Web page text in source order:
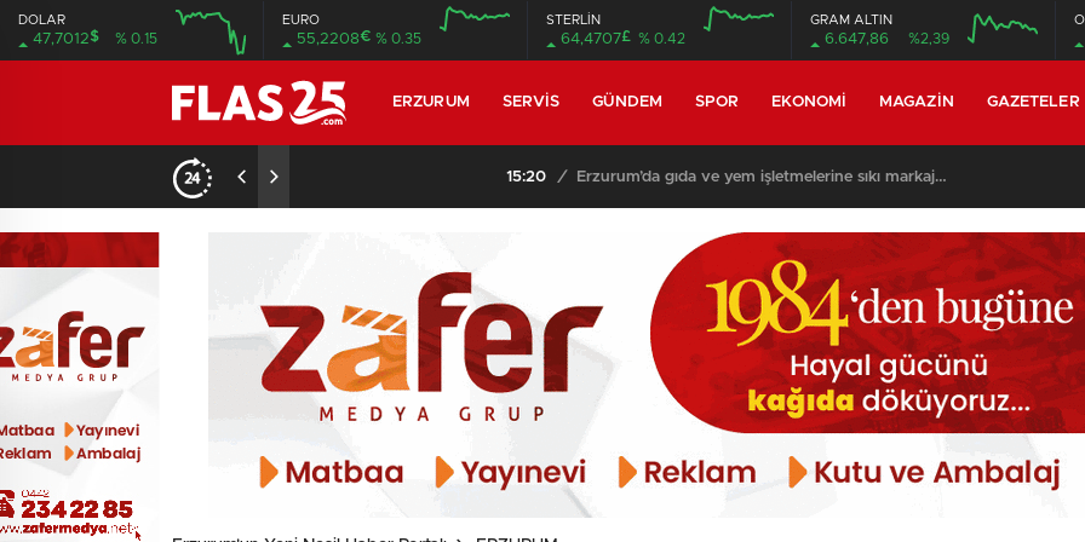
DOLAR
47,7012$ % 0.15
EURO
55,2208€ % 0.35
STERLİN
64,4707£ % 0.42
GRAM ALTIN
6.647,86 %2,39
ERZURUM SERVIS GÜNDEM SPOR EKONOMI MAGAZIN GAZETELER
Erzurum’da gıda ve yem işletmelerine sıkı markaj…